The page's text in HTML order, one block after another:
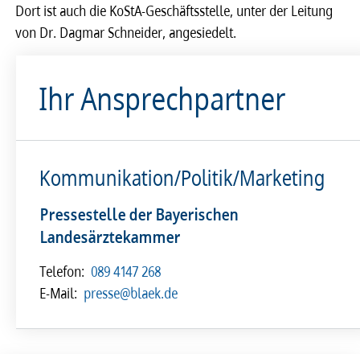
Dort ist auch die KoStA-Geschäftsstelle, unter der Leitung
von Dr. Dagmar Schneider, angesiedelt.
Ihr Ansprechpartner
Kommunikation/Politik/Marketing
Pressestelle der Bayerischen
Landesärztekammer
Telefon: 089 4147 268
E-Mail: presse@blaek.de